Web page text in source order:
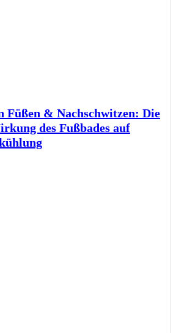
Füßen & Nachschwitzen: Die
des Fußbades auf